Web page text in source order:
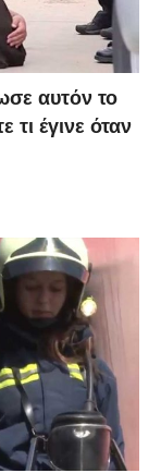
αυτόν το
τι έγινε όταν